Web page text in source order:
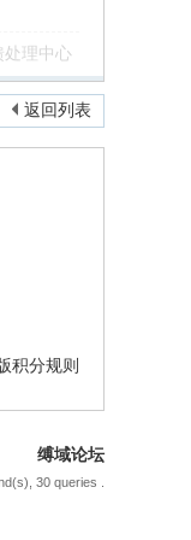
处理中心
返回列表
积分规则
缚域论坛
30 queries .